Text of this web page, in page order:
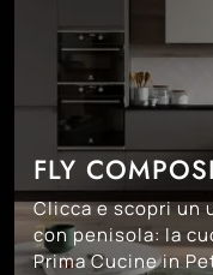
FLY
Clicca e scopri un
con penisola: la
Prima Cucine in